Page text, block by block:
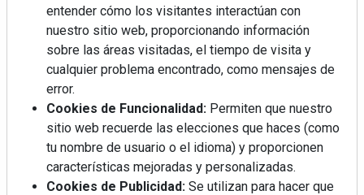
entender cómo los visitantes interactúan con
nuestro sitio web, proporcionando información
sobre las áreas visitadas, el tiempo de visita y
cualquier problema encontrado, como mensajes de
error.
Cookies de Funcionalidad: Permiten que nuestro
sitio web recuerde las elecciones que haces (como
tu nombre de usuario o el idioma) y proporcionen
características mejoradas y personalizadas.
Cookies de Publicidad: Se utilizan para hacer que